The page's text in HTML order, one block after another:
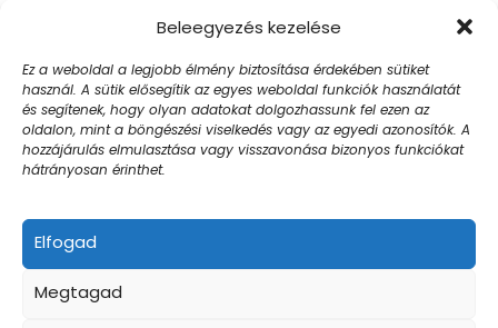
Beleegyezés kezelése
Ez a weboldal a legjobb élmény biztosítása érdekében sütiket
használ. A sütik elősegítik az egyes weboldal funkciók használatát
és segítenek, hogy olyan adatokat dolgozhassunk fel ezen az
oldalon, mint a böngészési viselkedés vagy az egyedi azonosítók. A
hozzájárulás elmulasztása vagy visszavonása bizonyos funkciókat
hátrányosan érinthet.
Elfogad
Megtagad
Gyógyszertári ügyelet – Komárom-
Városi Fogászat
Művese Állomás B.Braun
Facility hibabejelentő
Sajtószoba
© 2024 Szent Borbála Kórház. All Rights |
Akadálymentesített weboldal